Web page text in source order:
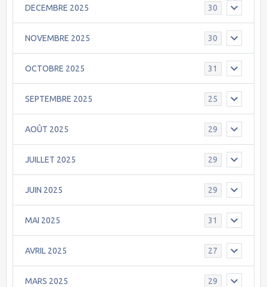
DECEMBRE 2025 30
NOVEMBRE 2025 30
OCTOBRE 2025 31
SEPTEMBRE 2025 25
AOÛT 2025 29
JUILLET 2025 29
JUIN 2025 29
MAI 2025 31
AVRIL 2025 27
MARS 2025 29